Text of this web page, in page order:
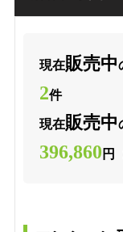
現在販売中
2件
現在販売中
396,860 円